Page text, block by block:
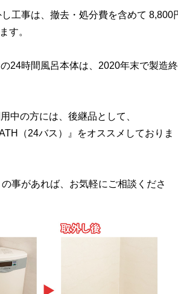
工事は、撤去・処分費を含めて 8,800
す。
24時間風呂本体は、2020年末で製造終
中の方には、後継品として、
（24バス）』をオススメしておりま
事があれば、お気軽にご相談くださ